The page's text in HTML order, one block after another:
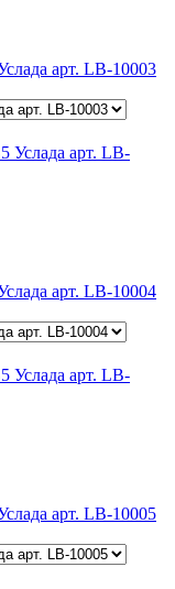
арт. LB-10003
арт. LB-10004
арт. LB-10005